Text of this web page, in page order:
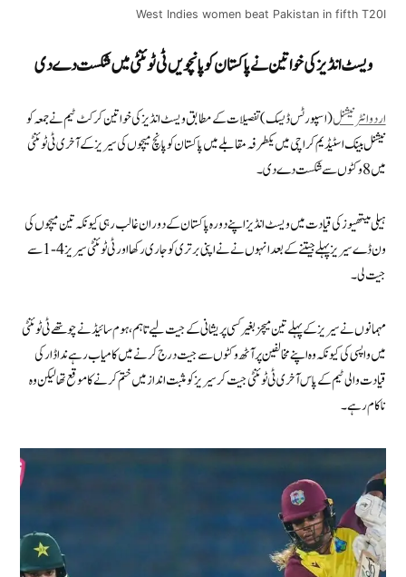
West Indies women beat Pakistan in fifth T20I
ویسٹ انڈیز کی خواتین نے پاکستان کو پانچویں ٹی ٹوئنٹی میں شکست دے دی
اردو انٹرنیشنل(اسپورٹس ڈیسک) تفصیلات کے مطابق ویسٹ انڈیز کی خواتین کرکٹ ٹیم نے جمعہ کو
نیشنل بینک اسٹیڈیم کراچی میں یکطرفہ مقابلے میں پاکستان کو پانچ میچوں کی سیریز کے آخری ٹی ٹوئنٹی
میں 8وکٹوں سے شکست دے دی۔
ہیلی میتھیوز کی قیادت میں ویسٹ انڈیز اپنے دورہ پاکستان کے دوران غالب رہی کیونکہ تین میچوں کی
ون ڈے سیریز پہلے جیتنے کے بعدانہوں نے نے اپنی برتری کو جاری رکھا اور ٹی ٹوئنٹی سیریز 4-1 سے
جیت لی۔
مہمانوں نے سیریز کے پہلے تین میچز بغیر کسی پریشانی کے جیت لیے تاہم، ہوم سائیڈ نے چوتھے ٹی ٹوئنٹی
میں واپسی کی کیونکہ وہ اپنے مخالفین پر آٹھ وکٹوں سے جیت درج کرنے میں کامیاب رہے ندا ڈار کی
قیادت والی ٹیم کے پاس آخری ٹی ٹوئنٹی جیت کر سیریز کو مثبت انداز میں ختم کرنے کا موقع تھا لیکن وہ
ناکام رہے۔